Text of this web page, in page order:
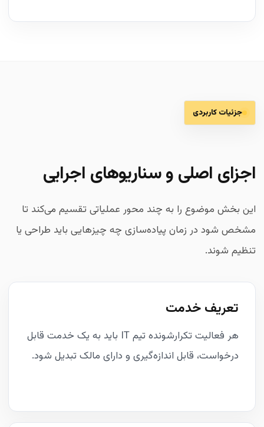
جزئیات کاربردی
اجزای اصلی و سناریوهای اجرایی
این بخش موضوع را به چند محور عملیاتی تقسیم می‌کند تا
مشخص شود در زمان پیاده‌سازی چه چیزهایی باید طراحی یا
تنظیم شوند.
تعریف خدمت
هر فعالیت تکرارشونده تیم IT باید به یک خدمت قابل
درخواست، قابل اندازه‌گیری و دارای مالک تبدیل شود.